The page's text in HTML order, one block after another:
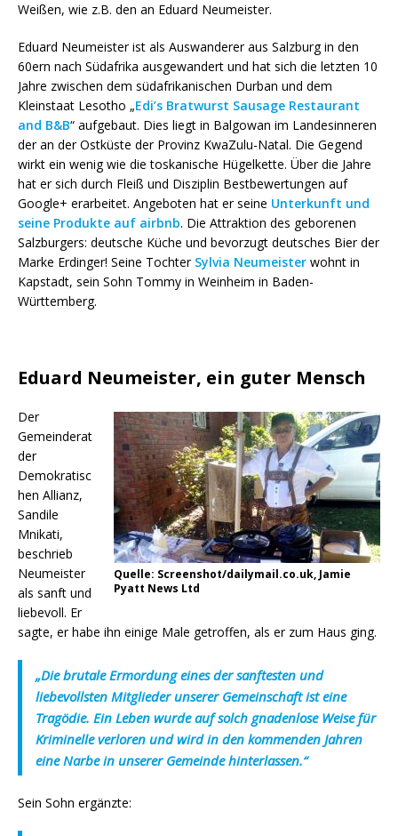
Weißen, wie z.B. den an Eduard Neumeister.
Eduard Neumeister ist als Auswanderer aus Salzburg in den
60ern nach Südafrika ausgewandert und hat sich die letzten 10
Jahre zwischen dem südafrikanischen Durban und dem
Kleinstaat Lesotho „Edi’s Bratwurst Sausage Restaurant
and B&B“ aufgebaut. Dies liegt in Balgowan im Landesinneren
der an der Ostküste der Provinz KwaZulu-Natal. Die Gegend
wirkt ein wenig wie die toskanische Hügelkette. Über die Jahre
hat er sich durch Fleiß und Disziplin Bestbewertungen auf
Google+ erarbeitet. Angeboten hat er seine Unterkunft und
seine Produkte auf airbnb. Die Attraktion des geborenen
Salzburgers: deutsche Küche und bevorzugt deutsches Bier der
Marke Erdinger! Seine Tochter Sylvia Neumeister wohnt in
Kapstadt, sein Sohn Tommy in Weinheim in Baden-
Württemberg.
Eduard Neumeister, ein guter Mensch
Quelle: Screenshot/dailymail.co.uk, Jamie
Pyatt News Ltd
Der
Gemeinderat
der
Demokratisc
hen Allianz,
Sandile
Mnikati,
beschrieb
Neumeister
als sanft und
liebevoll. Er
sagte, er habe ihn einige Male getroffen, als er zum Haus ging.
„Die brutale Ermordung eines der sanftesten und
liebevollsten Mitglieder unserer Gemeinschaft ist eine
Tragödie. Ein Leben wurde auf solch gnadenlose Weise für
Kriminelle verloren und wird in den kommenden Jahren
eine Narbe in unserer Gemeinde hinterlassen.“
Sein Sohn ergänzte: